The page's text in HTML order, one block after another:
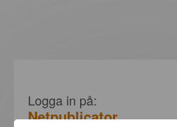
Logga in på:
Netpublicator